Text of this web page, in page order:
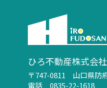
ひろ不動産株式会社
〒747-0811 山口県防
電話 0835-22-1618